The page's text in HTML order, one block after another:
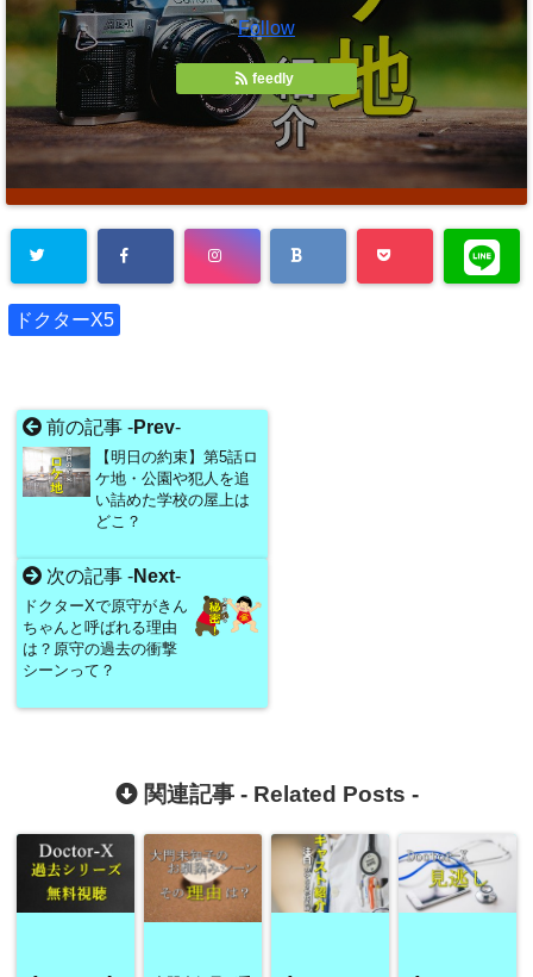
Follow
feedly
ドクターX5
前の記事 -Prev-
【明日の約束】第5話ロ
ケ地・公園や犯人を追
い詰めた学校の屋上は
どこ？
次の記事 -Next-
ドクターXで原守がきん
ちゃんと呼ばれる理由
は？原守の過去の衝撃
シーンって？
関連記事 - Related Posts -